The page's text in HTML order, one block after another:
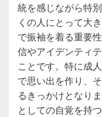
統を感じながら特
くの人にとって大
で振袖を着る重要
信やアイデンティ
ことです。特に成
で思い出を作り、
るきっかけとなり
としての自覚を持